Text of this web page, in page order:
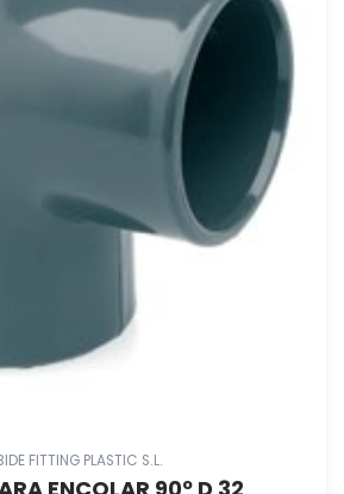
FITTING PLASTIC S.L.